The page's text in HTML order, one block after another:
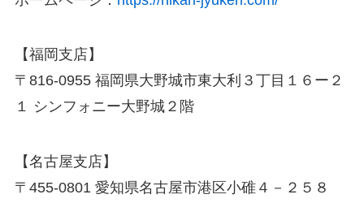
【福岡支店】
〒816-0955 福岡県大野城市東大利３丁目１６ー２
１ シンフォニー大野城２階
【名古屋支店】
〒455-0801 愛知県名古屋市港区小碓４－２５８